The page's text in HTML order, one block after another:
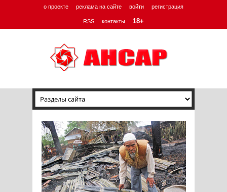
о проекте реклама на сайте войти регистрация
RSS контакты 18+